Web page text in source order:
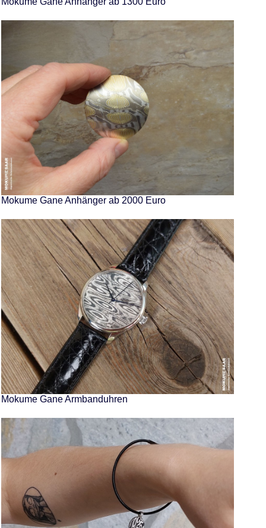
Mokume Gane Anhänger ab 2000 Euro
Mokume Gane Armbanduhren